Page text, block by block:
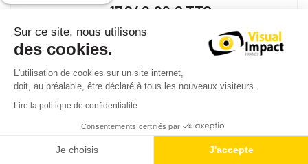
17 249,99 € TTC
14 374,99 € HT
Sur ce site, nous utilisons
des cookies.
L'utilisation de cookies sur un site internet,
doit, au préalable, être déclaré à tous les nouveaux visiteurs.
Lire la politique de confidentialité
Consentements certifiés par
Je choisis J'accepte